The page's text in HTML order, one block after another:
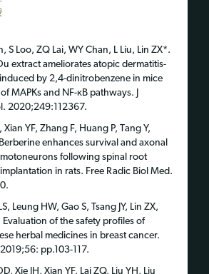
S Loo, ZQ Lai, WY Chan, L Liu, Lin ZX*.
extract ameliorates atopic dermatitis-
induced by 2,4-dinitrobenzene in mice
MAPKs and NF-κB pathways. J
2020;249:112367.
YF, Zhang F, Huang P, Tang Y,
enhances survival and axonal
following spinal root
in rats. Free Radic Biol Med.
Leung HW, Gao S, Tsang JY, Lin ZX,
Evaluation of the safety profiles of
herbal medicines in breast cancer.
pp.103-117.
Xie JH, Xian YF, Lai ZQ, Liu YH, Liu